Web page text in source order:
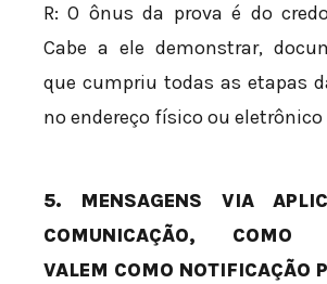
R: O ônus da prova é do
Cabe a ele demonstrar,
que cumpriu todas as etapas
no endereço físico ou
5. MENSAGENS VIA
COMUNICAÇÃO, COMO
VALEM COMO NOTIFICAÇÃO